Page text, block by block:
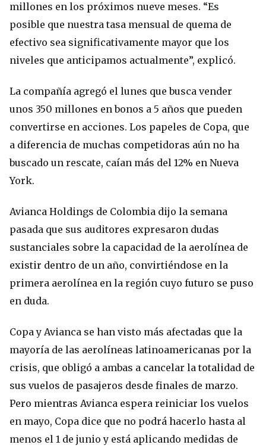
millones en los próximos nueve meses. “Es
posible que nuestra tasa mensual de quema de
efectivo sea significativamente mayor que los
niveles que anticipamos actualmente”, explicó.
La compañía agregó el lunes que busca vender
unos 350 millones en bonos a 5 años que pueden
convertirse en acciones. Los papeles de Copa, que
a diferencia de muchas competidoras aún no ha
buscado un rescate, caían más del 12% en Nueva
York.
Avianca Holdings de Colombia dijo la semana
pasada que sus auditores expresaron dudas
sustanciales sobre la capacidad de la aerolínea de
existir dentro de un año, convirtiéndose en la
primera aerolínea en la región cuyo futuro se puso
en duda.
Copa y Avianca se han visto más afectadas que la
mayoría de las aerolíneas latinoamericanas por la
crisis, que obligó a ambas a cancelar la totalidad de
sus vuelos de pasajeros desde finales de marzo.
Pero mientras Avianca espera reiniciar los vuelos
en mayo, Copa dice que no podrá hacerlo hasta al
menos el 1 de junio y está aplicando medidas de